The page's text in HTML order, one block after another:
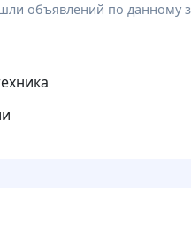
объявлений по данному